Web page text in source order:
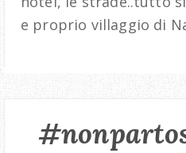
e proprio villaggio di